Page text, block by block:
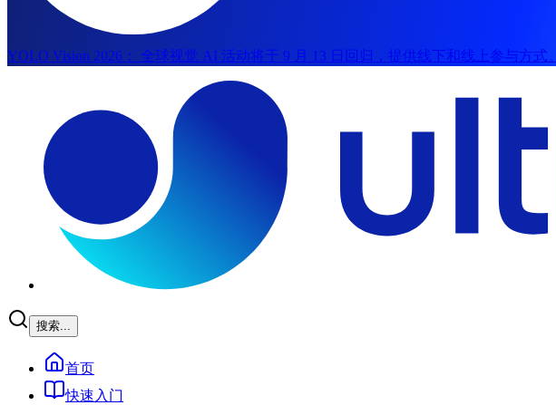
YOLO Vision 2026：
全球视觉 AI 活动将于 9 月 13 日回归，提供线下和线上参与方式。
搜索...
首页
快速入门